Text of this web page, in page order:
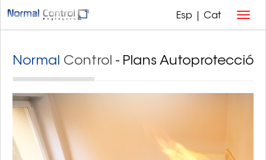
Esp Cat
Normal Control - Plans Autoprotecció